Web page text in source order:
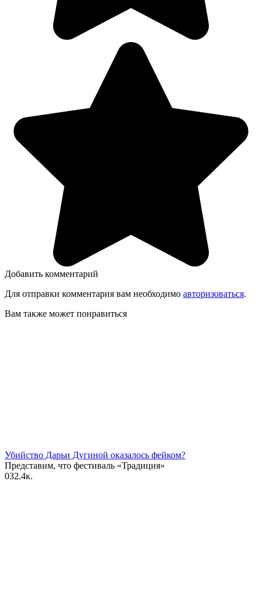
Добавить комментарий
Для отправки комментария вам необходимо авторизоваться.
Вам также может понравиться
Убийство Дарьи Дугиной оказалось фейком?
Представим, что фестиваль «Традиция»
032.4к.